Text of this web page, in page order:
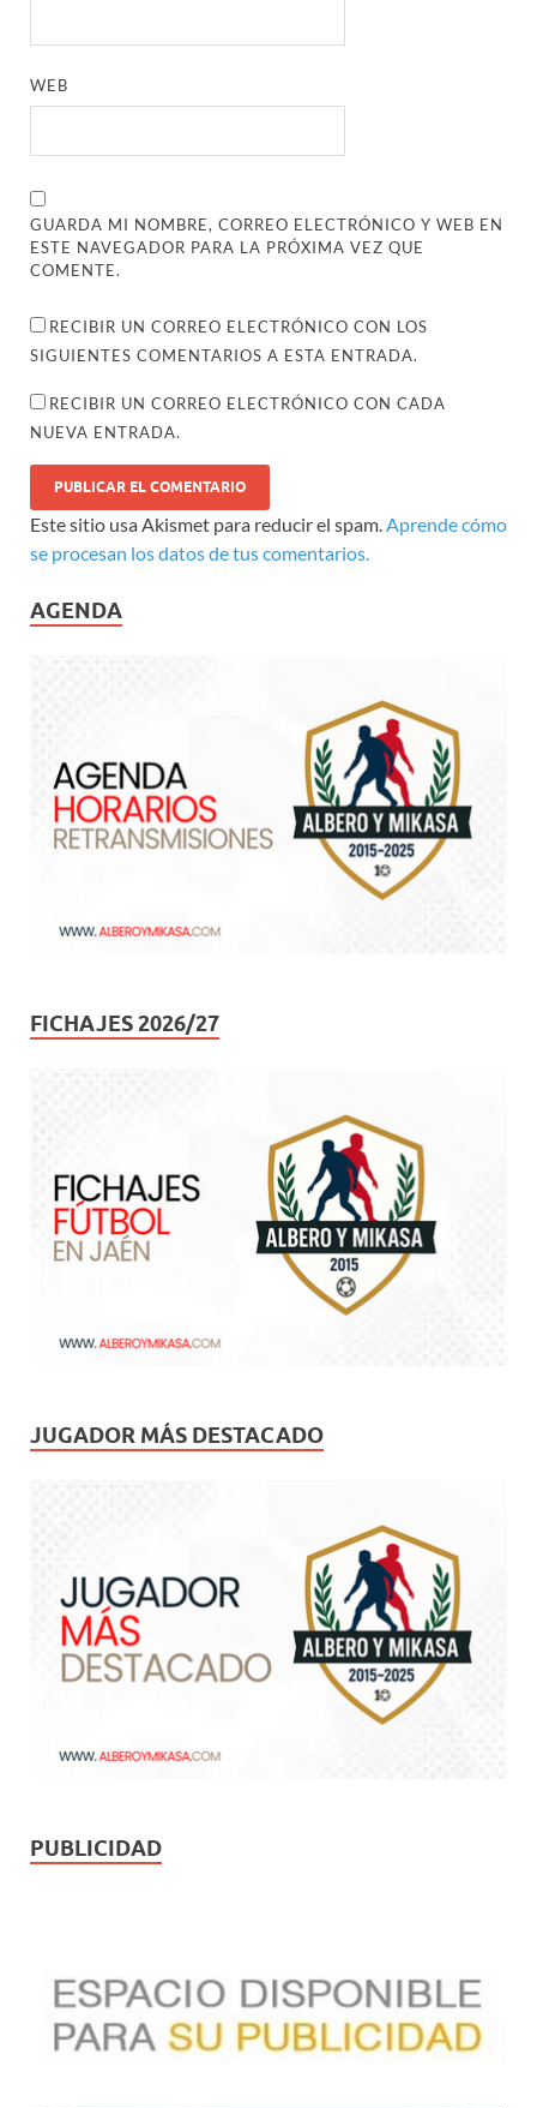
WEB
GUARDA MI NOMBRE, CORREO ELECTRÓNICO Y WEB EN
ESTE NAVEGADOR PARA LA PRÓXIMA VEZ QUE
COMENTE.
RECIBIR UN CORREO ELECTRÓNICO CON LOS
SIGUIENTES COMENTARIOS A ESTA ENTRADA.
RECIBIR UN CORREO ELECTRÓNICO CON CADA
NUEVA ENTRADA.
Este sitio usa Akismet para reducir el spam.Aprende cómo
se procesan los datos de tus comentarios.
AGENDA
FICHAJES 2026/27
JUGADOR MÁS DESTACADO
PUBLICIDAD